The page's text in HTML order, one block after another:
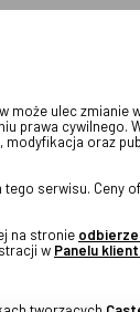
ulec
prawa cywilnego.
oraz
serwisu. Ceny
na stronie
w Panelu